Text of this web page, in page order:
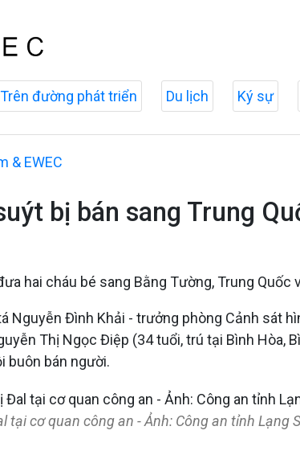
Trên đường phát triển Du lịch Ký sự
& EWEC
bị bán sang Trung
hai cháu bé sang Bằng Tường, Trung Quốc
Nguyễn Đình Khải - trưởng phòng Cảnh sát
Thị Ngọc Điệp (34 tuổi, trú tại Bình Hòa,
buôn bán người.
tại cơ quan công an - Ảnh: Công an tỉnh Lạng